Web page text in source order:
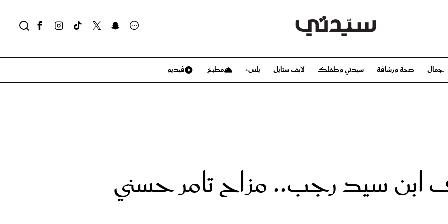
جمال صحة ورشاقة سيدتي وطفلك لايف ستايل بلس+ مطبخ فيديو
ابن سيد رجب.. مزاح تامر حسني
مجلة سيدتي
مناسبات X سيدتي